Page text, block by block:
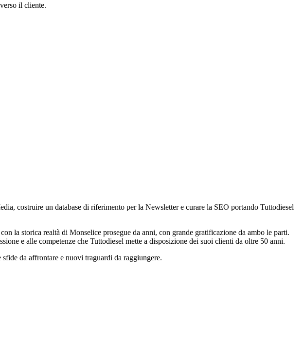
il cliente.
costruire un database di riferimento per la Newsletter e curare la SEO portando Tuttodiesel
la storica realtà di Monselice prosegue da anni, con grande gratificazione da ambo le parti.
e alle competenze che Tuttodiesel mette a disposizione dei suoi clienti da oltre 50 anni.
sfide da affrontare e nuovi traguardi da raggiungere.